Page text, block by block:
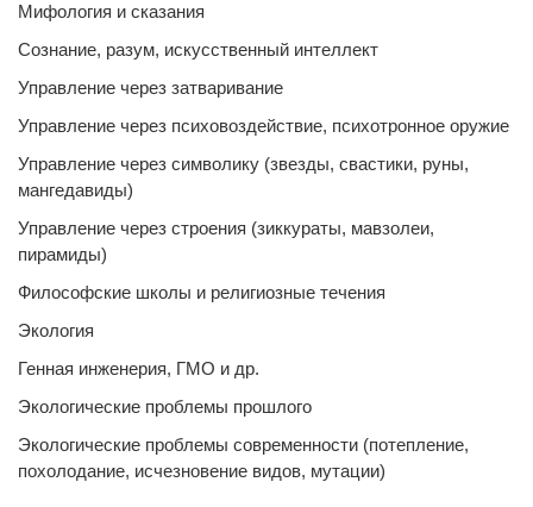
Мифология и сказания
Сознание, разум, искусственный интеллект
Управление через затваривание
Управление через психовоздействие, психотронное оружие
Управление через символику (звезды, свастики, руны,
мангедавиды)
Управление через строения (зиккураты, мавзолеи,
пирамиды)
Философские школы и религиозные течения
Экология
Генная инженерия, ГМО и др.
Экологические проблемы прошлого
Экологические проблемы современности (потепление,
похолодание, исчезновение видов, мутации)